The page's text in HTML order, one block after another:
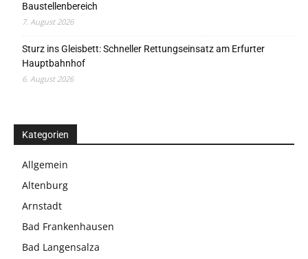
Baustellenbereich
7. August 2026
Sturz ins Gleisbett: Schneller Rettungseinsatz am Erfurter
Hauptbahnhof
6. August 2026
Kategorien
Allgemein
Altenburg
Arnstadt
Bad Frankenhausen
Bad Langensalza